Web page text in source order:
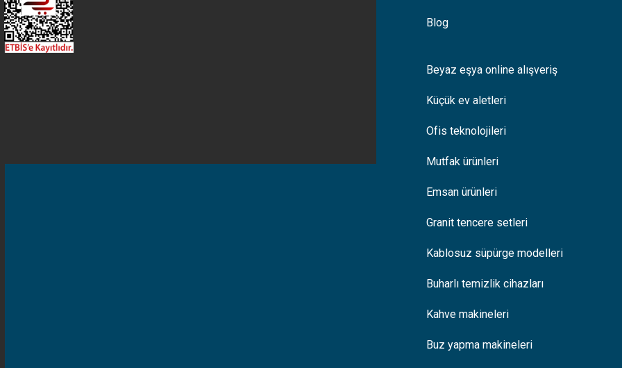
Blog
Beyaz eşya online alışveriş
Küçük ev aletleri
Ofis teknolojileri
Mutfak ürünleri
Emsan ürünleri
Granit tencere setleri
Kablosuz süpürge modelleri
Buharlı temizlik cihazları
Kahve makineleri
Buz yapma makineleri